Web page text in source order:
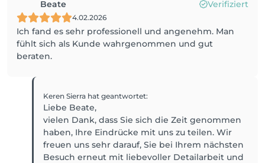
Beate Verifiziert
4.02.2026
Ich fand es sehr professionell und angenehm. Man
fühlt sich als Kunde wahrgenommen und gut
beraten.
Keren Sierra hat geantwortet:
Liebe Beate,
vielen Dank, dass Sie sich die Zeit genommen
haben, Ihre Eindrücke mit uns zu teilen. Wir
freuen uns sehr darauf, Sie bei Ihrem nächsten
Besuch erneut mit liebevoller Detailarbeit und